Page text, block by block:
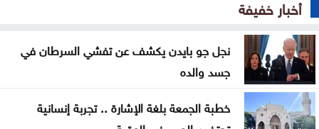
تجارة عمّان: أسعار المستلزمات المدرسية مستقرة
ومتوافرة بكثرة
أخبار خفيفة
نجل جو بايدن يكشف عن تفشي السرطان في
جسد والده
خطبة الجمعة بلغة الإشارة .. تجربة إنسانية